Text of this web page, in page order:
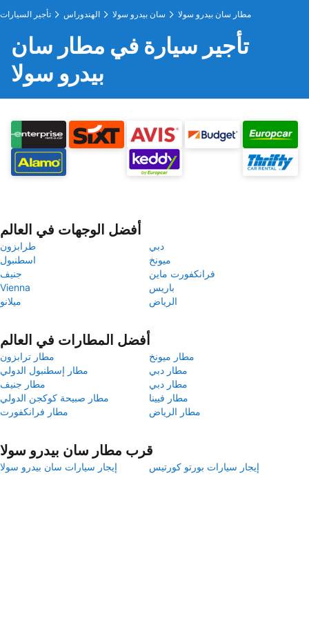
تأجير السيارات الهندوراس سان بيدرو سولا مطار سان بيدرو سولا
تأجير سيارة في مطار سان
بيدرو سولا
أفضل الوجهات في العالم
طرابزون
دبي
اسطنبول
ميونخ
جنيف
فرانكفورت ماين
Vienna
باريس
ميلانو
الرياض
أفضل المطارات في العالم
مطار ترابزون
مطار ميونخ
مطار إسطنبول الدولي
مطار دبي
مطار جنيف
مطار دبي
مطار صبيحة كوكجن الدولي
مطار فيينا
مطار فرانكفورت
مطار الرياض
قرب مطار سان بيدرو سولا
إيجار سيارات سان بيدرو سولا إيجار سيارات بورتو كورتيس